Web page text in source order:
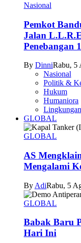
Nasional
Pemkot
Jalan
Penebangan
By DinniRabu, 5
Nasional
Politik &
Hukum
Humaniora
Lingkungan
GLOBAL
GLOBAL
AS
Mengalami
By AdiRabu, 5
GLOBAL
Babak Baru
Hari Ini